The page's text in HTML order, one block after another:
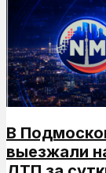
В
выезжали